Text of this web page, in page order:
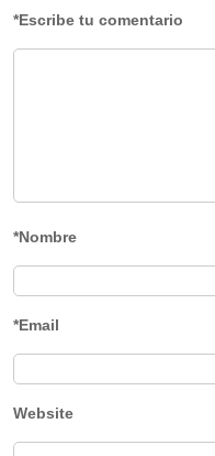
*Escribe tu comentario
*Nombre
*Email
Website